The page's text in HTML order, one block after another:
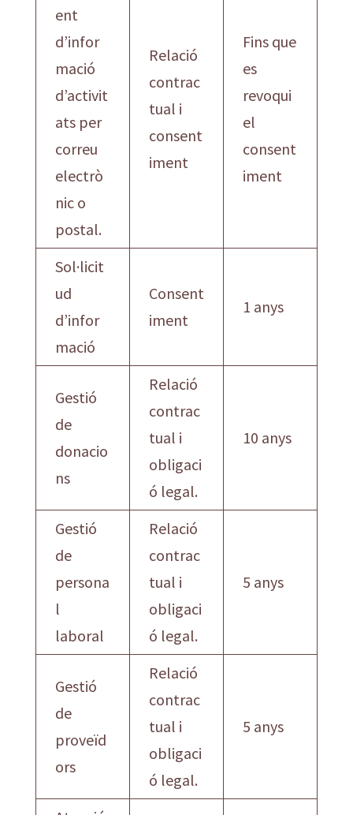
ent
d’infor
mació
d’activit
ats per
correu
electrò
nic o
postal.
Relació
contrac
tual i
consent
iment
Fins que
es
revoqui
el
consent
iment
Sol·licit
ud
d’infor
mació
Consent
iment
1 anys
Gestió
de
donacio
ns
Relació
contrac
tual i
obligaci
ó legal.
10 anys
Gestió
de
persona
l
laboral
Relació
contrac
tual i
obligaci
ó legal.
5 anys
Gestió
de
proveïd
ors
Relació
contrac
tual i
obligaci
ó legal.
5 anys